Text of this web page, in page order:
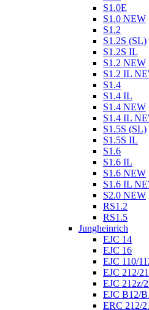
S1.0E
S1.0 NEW
S1.2
S1.2S (SL)
S1.2S IL
S1.2 NEW
S1.2 IL
S1.4
S1.4 IL
S1.4 NEW
S1.4 IL
S1.5S (SL)
S1.5S IL
S1.6
S1.6 IL
S1.6 NEW
S1.6 IL
S2.0 NEW
RS1.2
RS1.5
Jungheinrich
EJC 14
EJC 16
EJC 110/
EJC 212/
EJC 212z/
EJC B12/
ERC 212/